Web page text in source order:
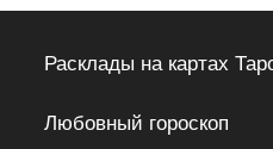
Расклады на картах
Любовный гороскоп